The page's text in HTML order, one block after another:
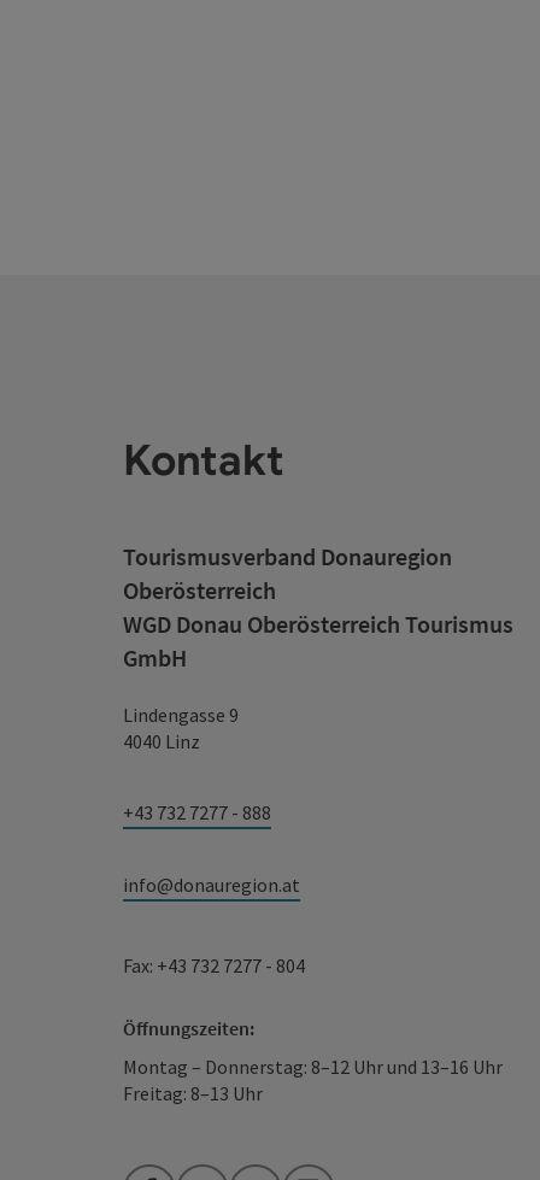
Kontakt
Tourismusverband Donauregion
Oberösterreich
WGD Donau Oberösterreich Tourismus
GmbH
Lindengasse 9
4040 Linz
+43 732 7277 - 888
info@donauregion.at
Fax: +43 732 7277 - 804
Öffnungszeiten:
Montag – Donnerstag: 8–12 Uhr und 13–16 Uhr
Freitag: 8–13 Uhr